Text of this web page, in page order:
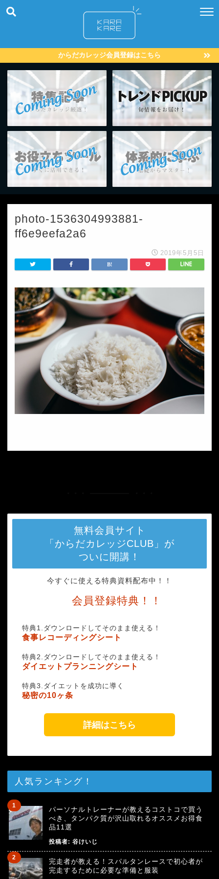
からだカレッジ会員登録はこちら
photo-1536304993881-
ff6e9eefa2a6
2019年5月5日
無料会員サイト
「からだカレッジCLUB」が
ついに開講！
今すぐに使える特典資料配布中！！
会員登録特典！！
特典1.ダウンロードしてそのまま使える！
食事レコーディングシート
特典2.ダウンロードしてそのまま使える！
ダイエットプランニングシート
特典3.ダイエットを成功に導く
秘密の10ヶ条
詳細はこちら
人気ランキング！
パーソナルトレーナーが教えるコストコで買う
べき、タンパク質が沢山取れるオススメお得食
品11選
投稿者: 谷けいじ
完走者が教える！スパルタンレースで初心者が
完走するために必要な準備と服装